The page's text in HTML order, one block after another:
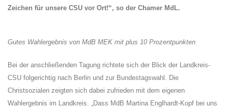
Zeichen für unsere CSU vor Ort!“, so der Chamer MdL.
Gutes Wahlergebnis von MdB MEK mit plus 10 Prozentpunkten
Bei der anschließenden Tagung richtete sich der Blick der Landkreis-
CSU folgerichtig nach Berlin und zur Bundestagswahl. Die
Christsozialen zeigten sich dabei zufrieden mit dem eigenen
Wahlergebnis im Landkreis. „Dass MdB Martina Englhardt-Kopf bei uns